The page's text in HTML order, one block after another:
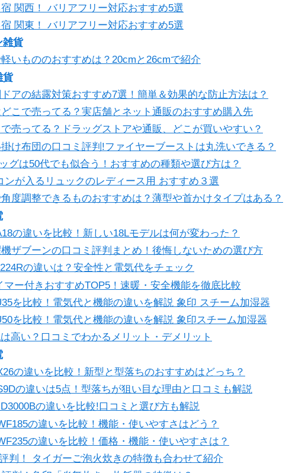
関西！ バリアフリー対応おすすめ5選
関東！ バリアフリー対応おすすめ5選
雑貨
いもののおすすめは？20cmと26cmで紹介
貨
アの結露対策おすすめ7選！簡単＆効果的な防止方法は？
こで売ってる？実店舗とネット通販のおすすめ購入先
売ってる？ドラッグストアや通販、どこが買いやすい？
け布団の口コミ評判!ファイヤーブーストは丸洗いできる？
グは50代でも似合う！おすすめの種類や選び方は？
ンが入るリュックのレディース用 おすすめ３選
度調整できるものおすすめは？薄型や首かけタイプはある？
の違いを比較！新しい18Lモデルは何が変わった？
ザブーンの口コミ評判まとめ！後悔しないための選び方
の違いは？安全性と電気代をチェック
マー付きおすすめTOP5！速暖・安全機能を徹底比較
を比較！電気代と機能の違いを解説 象印 スチーム加湿器
を比較！電気代と機能の違いを解説 象印スチーム加湿器
高い？口コミでわかるメリット・デメリット
の違いを比較！新型と型落ちのおすすめはどっち？
の違いは5点！型落ちが狙い目な理由と口コミも解説
の違いを比較!口コミと選び方も解説
の違いを比較！機能・使いやすさはどう？
の違いを比較！価格・機能・使いやすさは？
判！ タイガーご泡火炊きの特徴も合わせて紹介